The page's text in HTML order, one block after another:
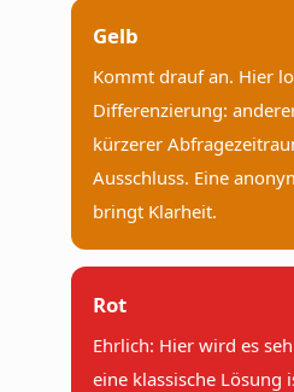
Gelb
Kommt drauf an. Hier
Differenzierung:
kürzerer
Ausschluss. Eine
bringt Klarheit.
Rot
Ehrlich: Hier wird es
eine klassische Lösung